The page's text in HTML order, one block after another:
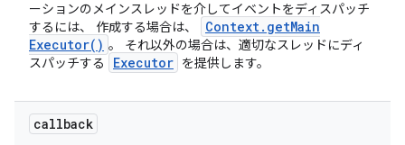
ーションのメインスレッドを介してイベントをディスパッチ
するには、 作成する場合は、
Context. getMain
Executor( ) 。 それ以外の場合は、適切なスレッドにディ
スパッチする
Executor を提供します。
callback